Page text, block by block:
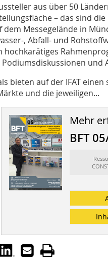
aus über 50
– das sind die
dem Messegelände in
, Abfall- und
hochkarätiges
Podiumsdiskussionen
bieten auf der IFAT
und die jeweiligen...
Mehr
BFT